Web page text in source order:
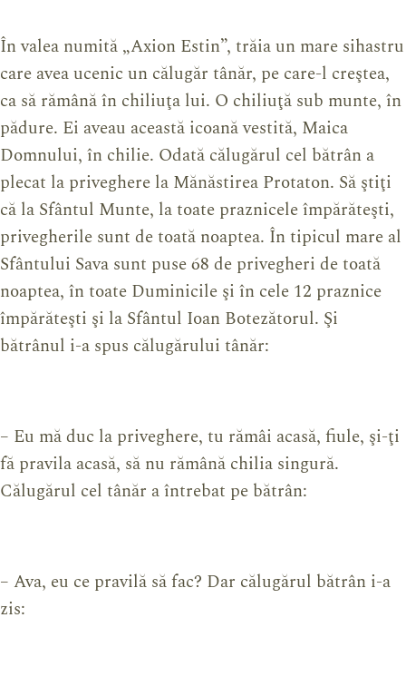
În valea numită „Axion Estin”, trăia un mare sihastru
care avea ucenic un călugăr tânăr, pe care-l creştea,
ca să rămână în chiliuţa lui. O chiliuţă sub munte, în
pădure. Ei aveau această icoană vestită, Maica
Domnului, în chilie. Odată călugărul cel bătrân a
plecat la priveghere la Mănăstirea Protaton. Să ştiţi
că la Sfântul Munte, la toate praznicele împărăteşti,
privegherile sunt de toată noaptea. În tipicul mare al
Sfântului Sava sunt puse 68 de privegheri de toată
noaptea, în toate Duminicile şi în cele 12 praznice
împărăteşti şi la Sfântul Ioan Botezătorul. Şi
bătrânul i-a spus călugărului tânăr:
– Eu mă duc la priveghere, tu rămâi acasă, fiule, şi-ţi
fă pravila acasă, să nu rămână chilia singură.
Călugărul cel tânăr a întrebat pe bătrân:
– Ava, eu ce pravilă să fac? Dar călugărul bătrân i-a
zis: